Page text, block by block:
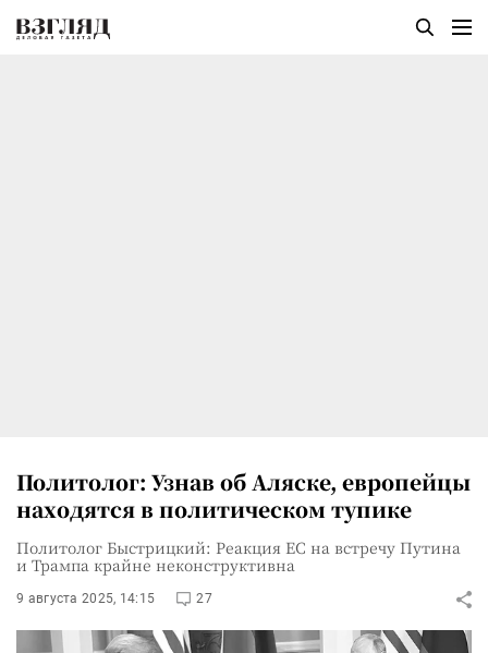
Политолог: Узнав об Аляске, европейцы
находятся в политическом тупике
Политолог Быстрицкий: Реакция ЕС на встречу Путина
и Трампа крайне неконструктивна
9 августа 2025, 14:15 27